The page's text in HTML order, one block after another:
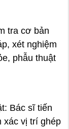
tra cơ bản
xét nghiệm
phẫu thuật
Bác sĩ tiến
xác vị trí ghép